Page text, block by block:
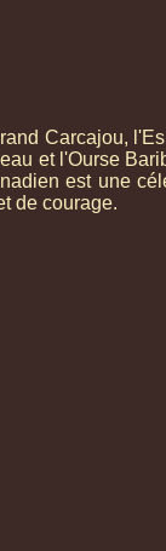
Carcajou,
et l'Ourse
est une
de courage.